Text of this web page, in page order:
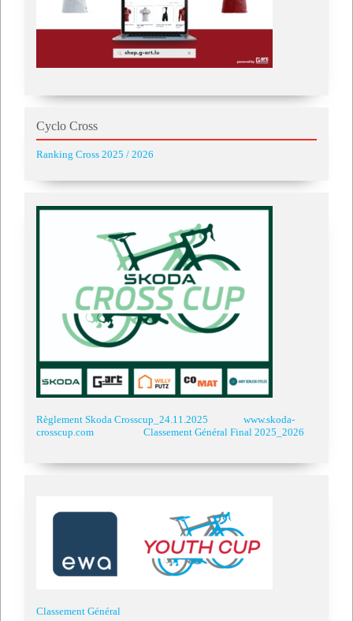
Cyclo Cross
Ranking Cross 2025 / 2026
Règlement Skoda Crosscup_24.11.2025
www.skoda-
crosscup.com
Classement Général Final 2025_2026
Classement Général